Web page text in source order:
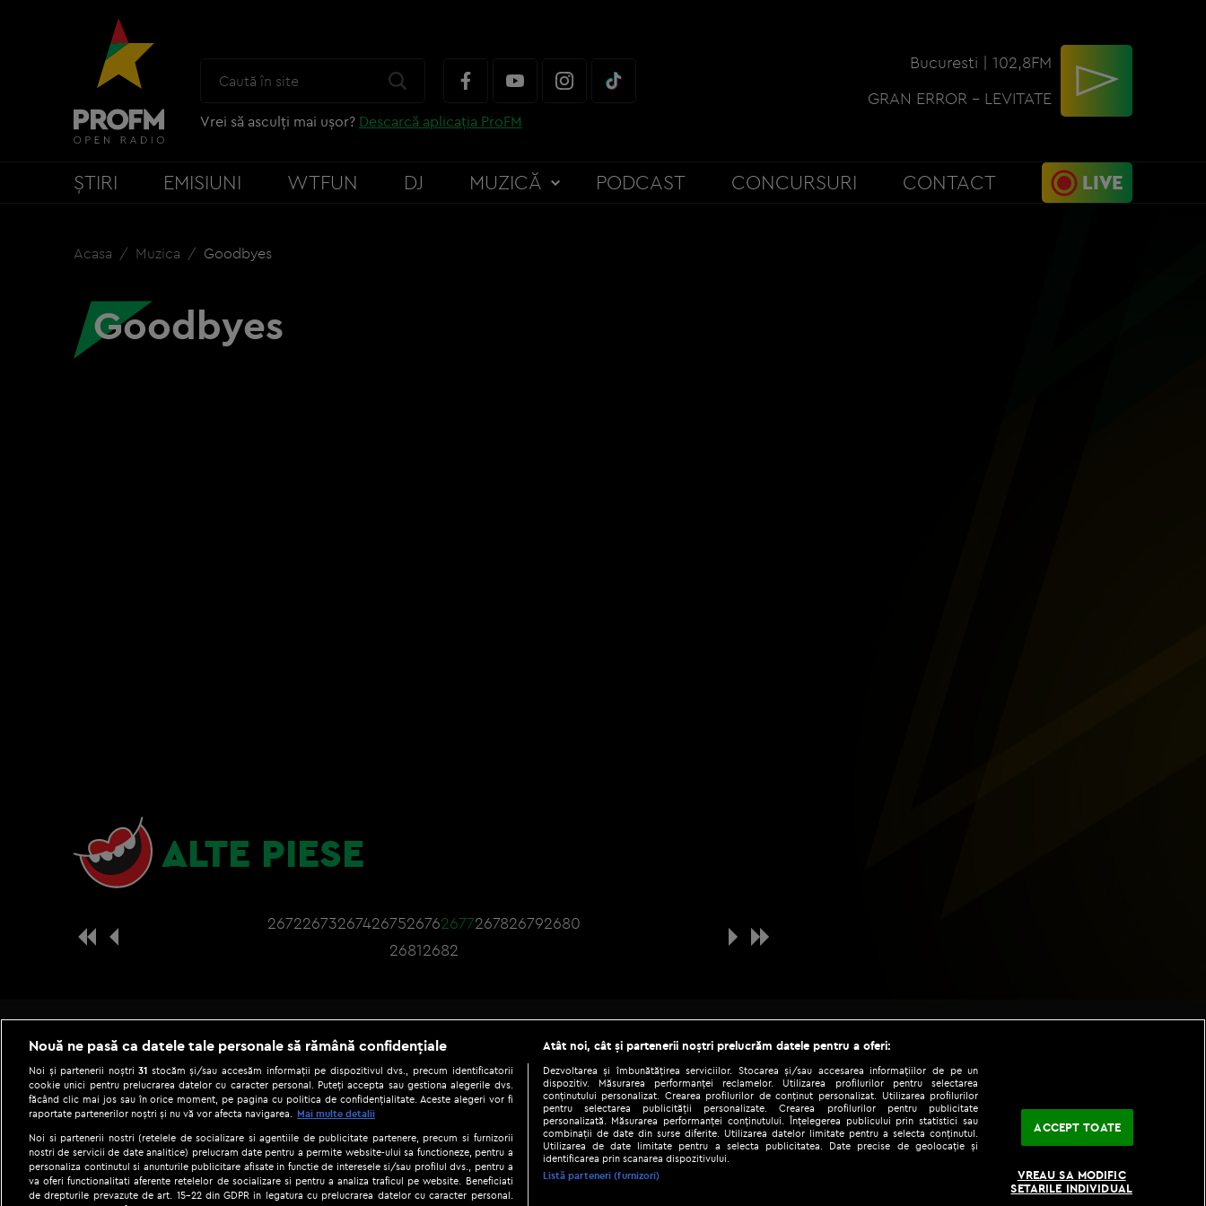
Vrei să asculți mai ușor? Descarcă aplicația ProFM
Bucuresti | 102,8FM
GRAN ERROR - LEVITATE
ȘTIRI EMISIUNI WTFUN DJ MUZICĂ PODCAST CONCURSURI CONTACT LIVE
Acasa Muzica Goodbyes
Goodbyes
ALTE PIESE
267226732674267526762677267826792680
26812682
Be social
Copyright © 2026 / DIGI ROMANIA S.A.
Gestionați preferințele|Termeni și condiții|Politica de confidențialitate|
Nouă ne pasă ca datele tale personale să rămână confidențiale
Noi și partenerii noștri31 stocăm și/sau accesăm informații pe dispozitivul dvs., precum identificatorii
cookie unici pentru prelucrarea datelor cu caracter personal. Puteți accepta sau gestiona alegerile dvs.
făcând clic mai jos sau în orice moment, pe pagina cu politica de confidențialitate. Aceste alegeri vor fi
raportate partenerilor noștri și nu vă vor afecta navigarea.
Mai multe detalii
Noi si partenerii nostri (retelele de socializare si agentiile de publicitate partenere, precum si furnizorii
nostri de servicii de date analitice) prelucram date pentru a permite website-ului sa functioneze, pentru a
personaliza continutul si anunturile publicitare afisate in functie de interesele si/sau profilul dvs., pentru a
va oferi functionalitati aferente retelelor de socializare si pentru a analiza traficul pe website. Beneficiati
de drepturile prevazute de art. 15-22 din GDPR in legatura cu prelucrarea datelor cu caracter personal.
Atât noi, cât și partenerii noștri prelucrăm datele pentru a oferi:
Dezvoltarea și îmbunătățirea serviciilor. Stocarea și/sau accesarea informațiilor de pe un
dispozitiv. Măsurarea performanței reclamelor. Utilizarea profilurilor pentru selectarea
conținutului personalizat. Crearea profilurilor de conținut personalizat. Utilizarea profilurilor
pentru selectarea publicității personalizate. Crearea profilurilor pentru publicitate
personalizată. Măsurarea performanței conținutului. Înțelegerea publicului prin statistici sau
combinații de date din surse diferite. Utilizarea datelor limitate pentru a selecta conținutul.
Utilizarea de date limitate pentru a selecta publicitatea. Date precise de geolocație și
identificarea prin scanarea dispozitivului.
Listă parteneri (furnizori)
ACCEPT TOATE
VREAU SA MODIFIC
SETARILE INDIVIDUAL